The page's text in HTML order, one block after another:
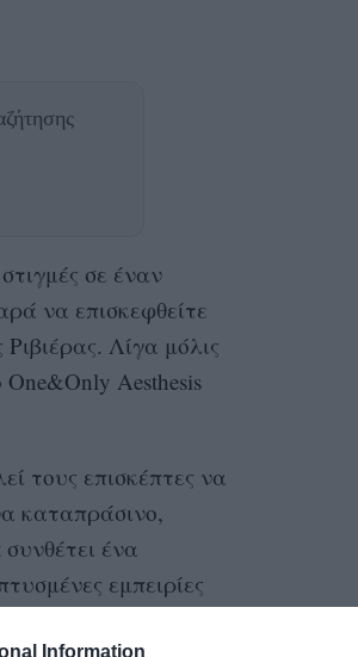
Information
σε έναν
να επισκεφθείτε
Λίγα μόλις
Aesthesis
τους επισκέπτες να
καταπράσινο,
ένα
εμπειρίες
Από